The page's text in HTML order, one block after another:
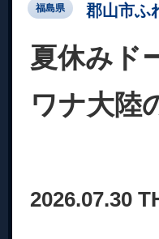
福島県 郡山市ふ
夏休みド
ワナ大陸
2026.07.30